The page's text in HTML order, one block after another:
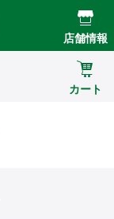
Hands ハンズ
店舗情報
カート